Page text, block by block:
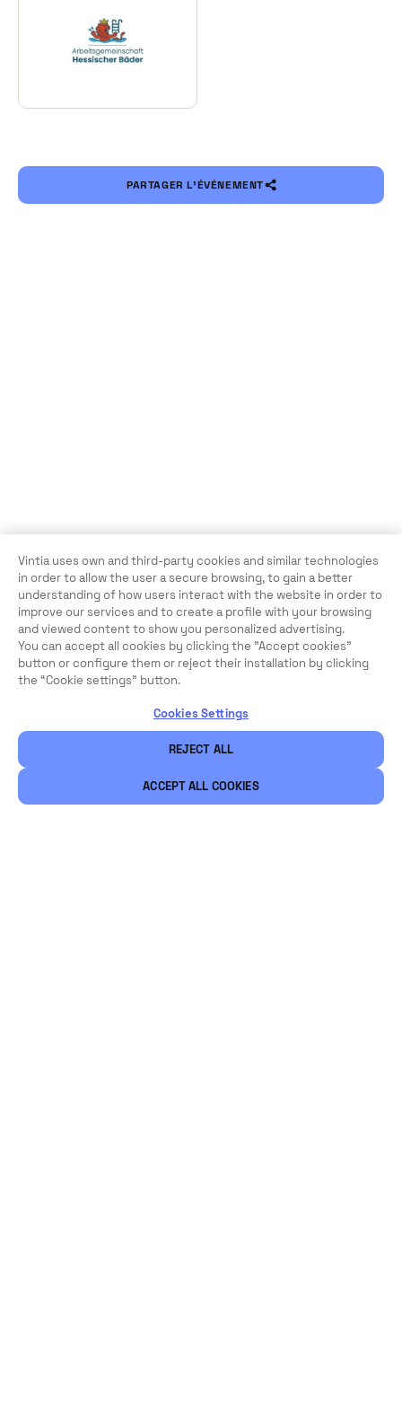
PARTAGER L’ÉVÉNEMENT
Vintia uses own and third-party cookies and similar technologies
in order to allow the user a secure browsing, to gain a better
understanding of how users interact with the website in order to
improve our services and to create a profile with your browsing
and viewed content to show you personalized advertising.
You can accept all cookies by clicking the "Accept cookies"
button or configure them or reject their installation by clicking
the “Cookie settings” button.
Cookies Settings
REJECT ALL
ACCEPT ALL COOKIES